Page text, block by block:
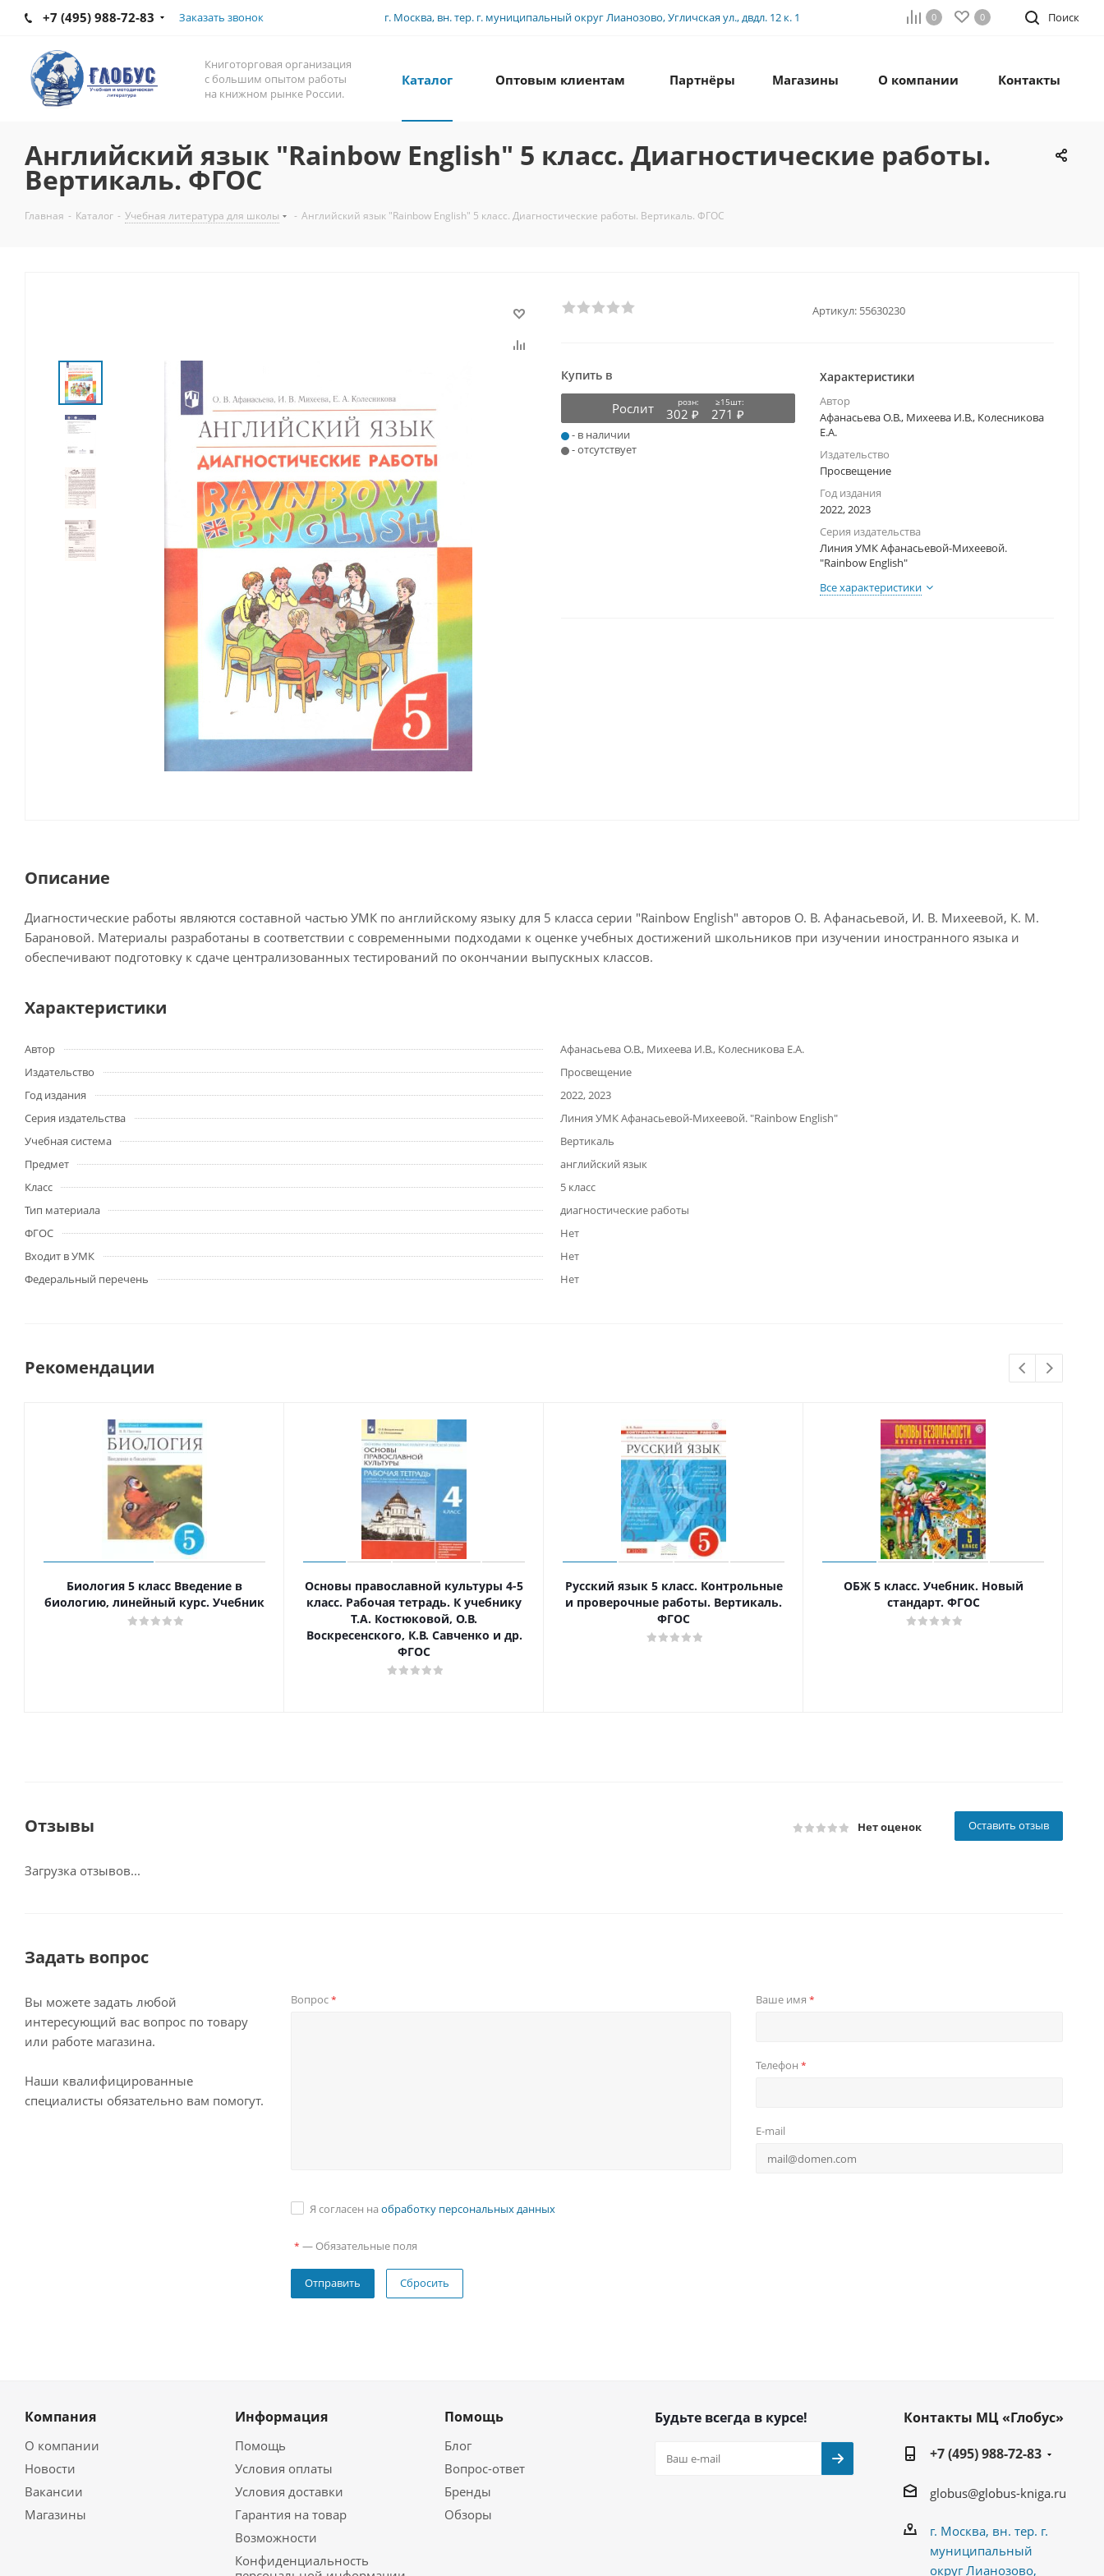
+7 (495) 988-72-83 Заказать звонок г. Москва, вн. тер. г. муниципальный округ Лианозово, Угличская ул., двдл. 12 к. 1 Поиск
0 0
Книготорговая организация
с большим опытом работы
на книжном рынке России.
Каталог Оптовым клиентам Партнёры Магазины О компании Контакты
Английский язык "Rainbow English" 5 класс. Диагностические работы.
Вертикаль. ФГОС
Главная - Каталог - Учебная литература для школы - Английский язык "Rainbow English" 5 класс. Диагностические работы. Вертикаль. ФГОС
Артикул: 55630230
Купить в
Рослит розн: ≥15шт:
302 ₽ 271 ₽
- в наличии
- отсутствует
Характеристики
Автор
Афанасьева О.В., Михеева И.В., Колесникова
Е.А.
Издательство
Просвещение
Год издания
2022, 2023
Серия издательства
Линия УМК Афанасьевой-Михеевой.
"Rainbow English"
Все характеристики
Описание
Диагностические работы являются составной частью УМК по английскому языку для 5 класса серии "Rainbow English" авторов О. В. Афанасьевой, И. В. Михеевой, К. М.
Барановой. Материалы разработаны в соответствии с современными подходами к оценке учебных достижений школьников при изучении иностранного языка и
обеспечивают подготовку к сдаче централизованных тестирований по окончании выпускных классов.
Характеристики
Автор
Афанасьева О.В., Михеева И.В., Колесникова Е.А.
Издательство
Просвещение
Год издания
2022, 2023
Серия издательства
Линия УМК Афанасьевой-Михеевой. "Rainbow English"
Учебная система
Вертикаль
Предмет
английский язык
Класс
5 класс
Тип материала
диагностические работы
ФГОС
Нет
Входит в УМК
Нет
Федеральный перечень
Нет
Рекомендации
Биология 5 класс Введение в
биологию, линейный курс. Учебник
Основы православной культуры 4-5
класс. Рабочая тетрадь. К учебнику
Т.А. Костюковой, О.В.
Воскресенского, К.В. Савченко и др.
ФГОС
Русский язык 5 класс. Контрольные
и проверочные работы. Вертикаль.
ФГОС
ОБЖ 5 класс. Учебник. Новый
стандарт. ФГОС
Отзывы Нет оценок Оставить отзыв
Загрузка отзывов...
Задать вопрос
Вы можете задать любой
интересующий вас вопрос по товару
или работе магазина.
Наши квалифицированные
специалисты обязательно вам помогут.
Вопрос* Ваше имя *
Телефон *
E-mail
Я согласен на обработку персональных данных
* — Обязательные поля
Сбросить
Компания
О компании
Новости
Вакансии
Магазины
Информация
Помощь
Условия оплаты
Условия доставки
Гарантия на товар
Возможности
Конфиденциальность
Помощь
Блог
Вопрос-ответ
Бренды
Обзоры
Будьте всегда в курсе!
Контакты МЦ «Глобус»
+7 (495) 988-72-83
globus@globus-kniga.ru
г. Москва, вн. тер. г.
муниципальный
округ Лианозово,